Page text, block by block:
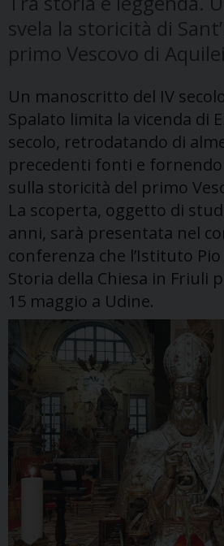
svela la storicità di
primo Vescovo di
Un manoscritto del IV
Spalato limita la vicenda di
secolo, retrodatando di
precedenti fonti e
sulla storicità del primo
La scoperta, oggetto di
anni, sarà presentata nel
conferenza che l’Istituto
Storia della Chiesa in Friuli
15 maggio a Udine.